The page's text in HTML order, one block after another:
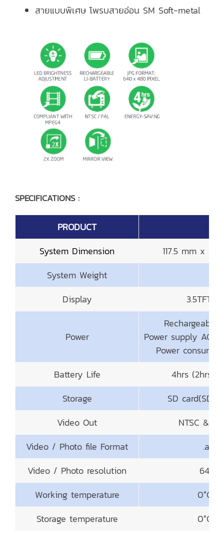
สายแบบพิเศษ โพรบสายอ่อน SM Soft-metal
SPECIFICATIONS :
PRODUCT
System Dimension
117.5 mm x
System Weight
Display
3.5TFT
Power
Rechargeable
Power supply AC
Power
Battery Life
4hrs (2hrs
Storage
SD
Video Out
NTSC &
Video / Photo file Format
.avi
Video / Photo resolution
640
Working temperature
0°C -
Storage temperature
0°C -